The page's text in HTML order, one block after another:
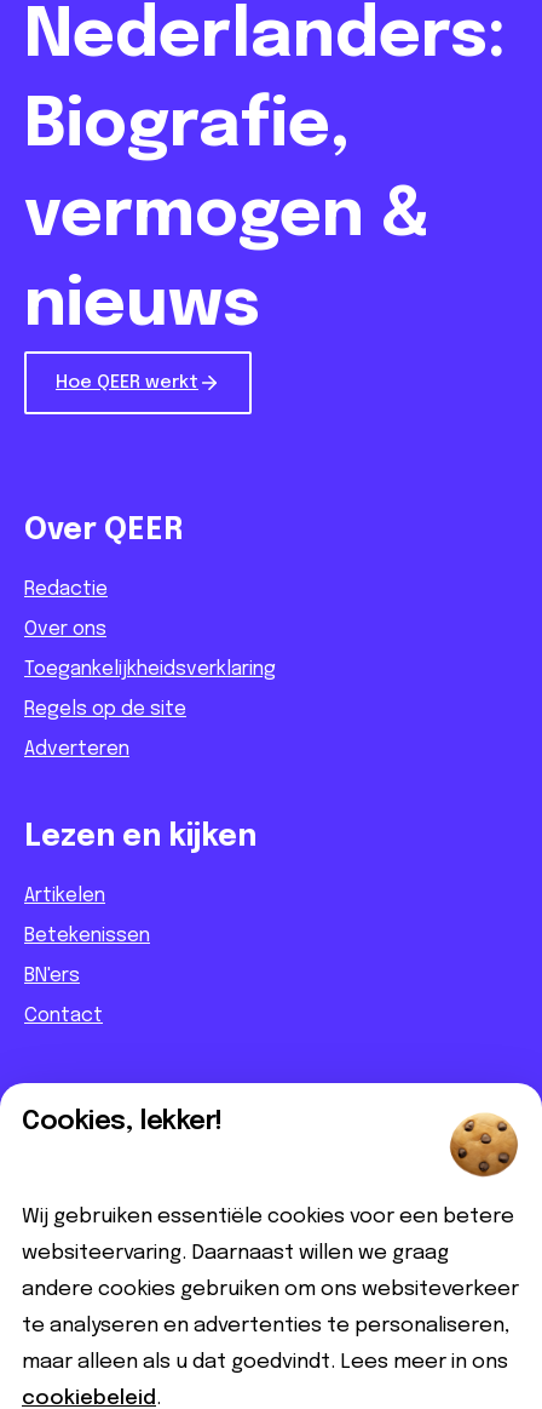
Nederlanders:
Biografie,
vermogen &
nieuws
Hoe QEER werkt
Over QEER
Redactie
Over ons
Toegankelijkheidsverklaring
Regels op de site
Adverteren
Lezen en kijken
Artikelen
Betekenissen
BN'ers
Contact
Informatief
Partnerbijdrage
Disclaimer
Volg ons
Cookies, lekker!
Wij gebruiken essentiële cookies voor een betere
websiteervaring. Daarnaast willen we graag
andere cookies gebruiken om ons websiteverkeer
te analyseren en advertenties te personaliseren,
maar alleen als u dat goedvindt. Lees meer in ons
cookiebeleid .